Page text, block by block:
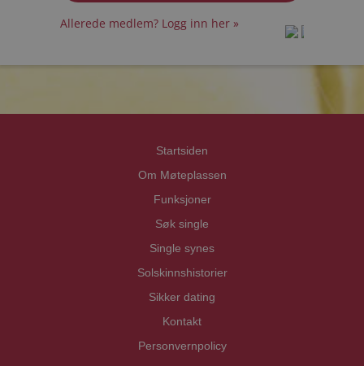
Allerede medlem? Logg inn her »
Startsiden
Om Møteplassen
Funksjoner
Søk single
Single synes
Solskinnshistorier
Sikker dating
Kontakt
Personvernpolicy